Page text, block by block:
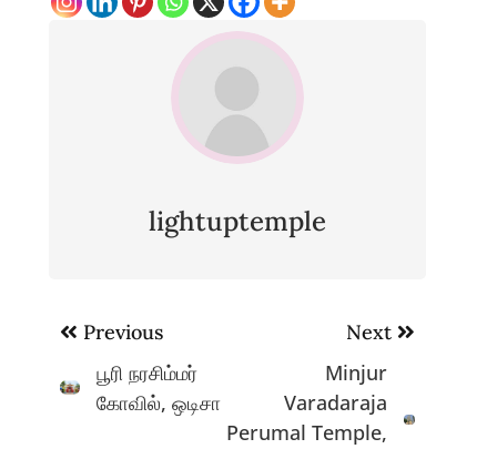
lightuptemple
Post
navigation
Previous
பூரி நரசிம்மர்
கோவில், ஒடிசா
Next
Minjur
Varadaraja
Perumal Temple,